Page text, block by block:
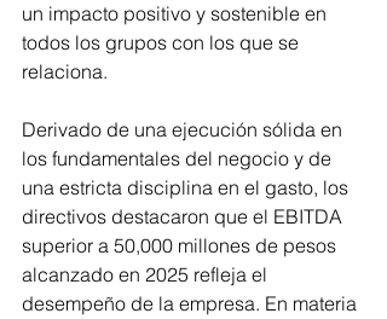
un impacto positivo y sostenible en
todos los grupos con los que se
relaciona.
Derivado de una ejecución sólida en
los fundamentales del negocio y de
una estricta disciplina en el gasto, los
directivos destacaron que el EBITDA
superior a 50,000 millones de pesos
alcanzado en 2025 refleja el
desempeño de la empresa. En materia